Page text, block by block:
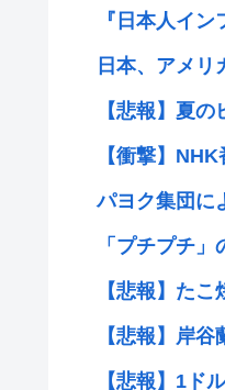
『日本人イ
日本、アメリ
【悲報】夏
【衝撃】
パヨク集団に
「プチプチ
【悲報】た
【悲報】岸
【悲報】1ド